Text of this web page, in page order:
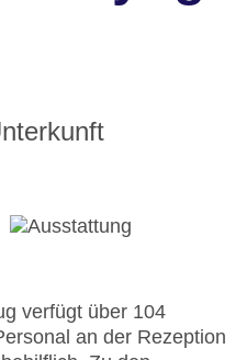
verfügt über 104
an der Rezeption